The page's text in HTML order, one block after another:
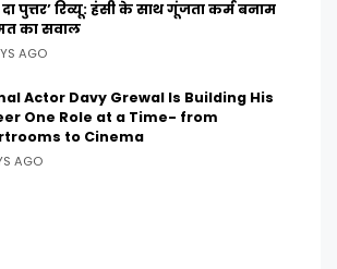
दा पुत्तर’ रिव्यू: हंसी के साथ गूंजता कर्म बनाम
का सवाल
AGO
Actor Davy Grewal Is Building His
One Role at a Time- from
to Cinema
AGO